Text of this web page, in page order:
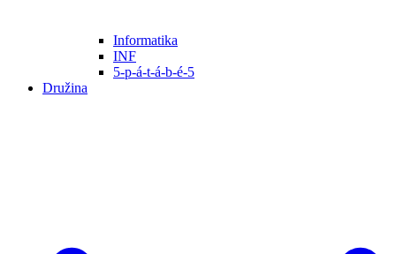
Informatika
INF
5-p-á-t-á-b-é-5
Družina